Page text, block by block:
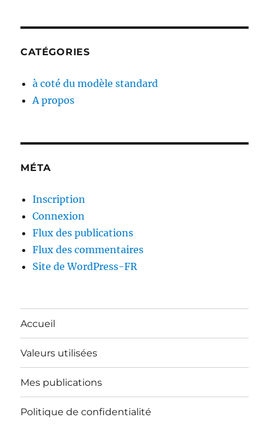
CATÉGORIES
à coté du modèle standard
A propos
MÉTA
Inscription
Connexion
Flux des publications
Flux des commentaires
Site de WordPress-FR
Accueil
Valeurs utilisées
Mes publications
Politique de confidentialité